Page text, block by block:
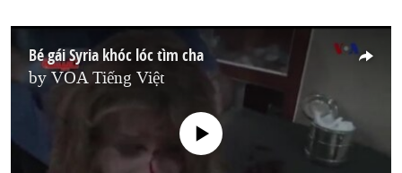
Bé gái Syria khóc lóc tìm cha
by VOA Tiếng Việt
No media source currently available